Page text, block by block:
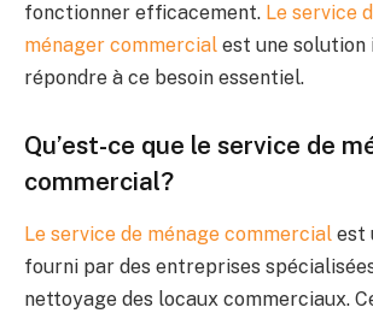
fonctionner efficacement. Le service
ménager commercial est une solution
répondre à ce besoin essentiel.
Qu’est-ce que le service de
commercial?
Le service de ménage commercial est
fourni par des entreprises
nettoyage des locaux commerciaux.